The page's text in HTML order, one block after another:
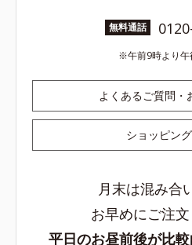
無料通話
午前9時より
よくあるご質問・
ショッピン
月末は混み合
お早めにご注文
平日のお昼前後が比